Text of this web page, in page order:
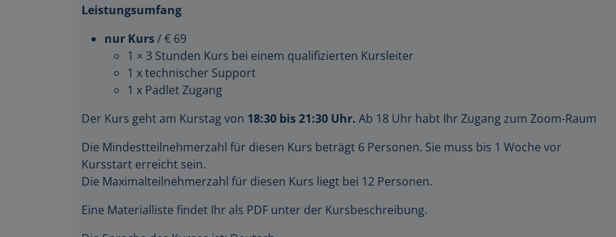
Leistungsumfang
nur Kurs/ € 69
1 × 3 Stunden Kurs bei einem qualifizierten Kursleiter
1 x technischer Support
1 x Padlet Zugang
Der Kurs geht am Kurstag von 18:30 bis 21:30 Uhr. Ab 18 Uhr habt Ihr Zugang zum Zoom-Raum
Die Mindestteilnehmerzahl für diesen Kurs beträgt 6 Personen. Sie muss bis 1 Woche vor
Kursstart erreicht sein.
Die Maximalteilnehmerzahl für diesen Kurs liegt bei 12 Personen.
Eine Materialliste findet Ihr als PDF unter der Kursbeschreibung.